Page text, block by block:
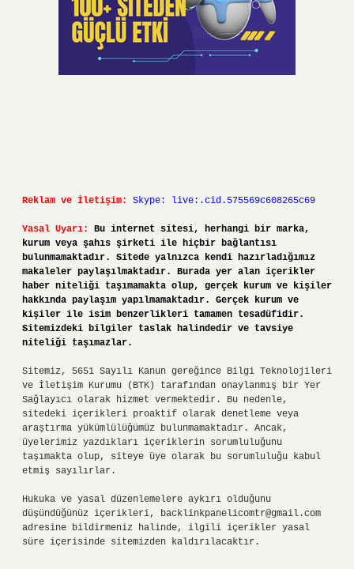
Reklam ve İletişim: Skype: live:.cid.575569c608265c69
Yasal Uyarı:
Bu internet sitesi, herhangi bir marka,
kurum veya şahıs şirketi ile hiçbir bağlantısı
bulunmamaktadır. Sitede yalnızca kendi hazırladığımız
makaleler paylaşılmaktadır. Burada yer alan içerikler
haber niteliği taşımamakta olup, gerçek kurum ve kişiler
hakkında paylaşım yapılmamaktadır. Gerçek kurum ve
kişiler ile isim benzerlikleri tamamen tesadüfidir.
Sitemizdeki bilgiler taslak halindedir ve tavsiye
niteliği taşımazlar.
Sitemiz, 5651 Sayılı Kanun gereğince Bilgi Teknolojileri
ve İletişim Kurumu (BTK) tarafından onaylanmış bir Yer
Sağlayıcı olarak hizmet vermektedir. Bu nedenle,
sitedeki içerikleri proaktif olarak denetleme veya
araştırma yükümlülüğümüz bulunmamaktadır. Ancak,
üyelerimiz yazdıkları içeriklerin sorumluluğunu
taşımakta olup, siteye üye olarak bu sorumluluğu kabul
etmiş sayılırlar.
Hukuka ve yasal düzenlemelere aykırı olduğunu
düşündüğünüz içerikleri, backlinkpanelicomtr@gmail.com
adresine bildirmeniz halinde, ilgili içerikler yasal
süre içerisinde sitemizden kaldırılacaktır.